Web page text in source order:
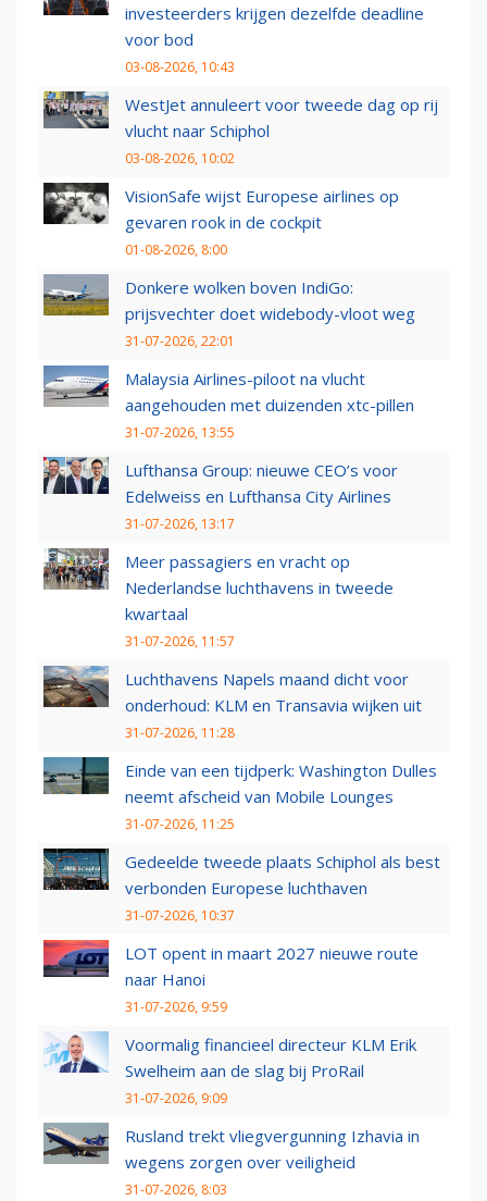
investeerders krijgen dezelfde deadline
voor bod
03-08-2026, 10:43
WestJet annuleert voor tweede dag op rij
vlucht naar Schiphol
03-08-2026, 10:02
VisionSafe wijst Europese airlines op
gevaren rook in de cockpit
01-08-2026, 8:00
Donkere wolken boven IndiGo:
prijsvechter doet widebody-vloot weg
31-07-2026, 22:01
Malaysia Airlines-piloot na vlucht
aangehouden met duizenden xtc-pillen
31-07-2026, 13:55
Lufthansa Group: nieuwe CEO’s voor
Edelweiss en Lufthansa City Airlines
31-07-2026, 13:17
Meer passagiers en vracht op
Nederlandse luchthavens in tweede
kwartaal
31-07-2026, 11:57
Luchthavens Napels maand dicht voor
onderhoud: KLM en Transavia wijken uit
31-07-2026, 11:28
Einde van een tijdperk: Washington Dulles
neemt afscheid van Mobile Lounges
31-07-2026, 11:25
Gedeelde tweede plaats Schiphol als best
verbonden Europese luchthaven
31-07-2026, 10:37
LOT opent in maart 2027 nieuwe route
naar Hanoi
31-07-2026, 9:59
Voormalig financieel directeur KLM Erik
Swelheim aan de slag bij ProRail
31-07-2026, 9:09
Rusland trekt vliegvergunning Izhavia in
wegens zorgen over veiligheid
31-07-2026, 8:03